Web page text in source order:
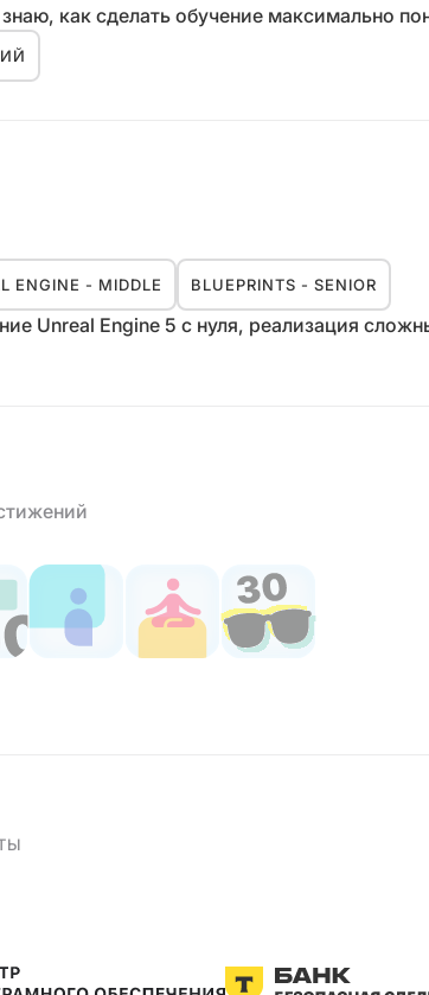
знаю, как сделать обучение максимально
ENGINE - MIDDLE BLUEPRINTS - SENIOR
Unreal Engine 5 с нуля, реализация